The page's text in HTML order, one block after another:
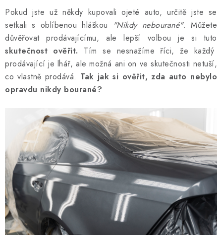
VYBAVENÍ DÍLNY
NÁŘADÍ
ČIŠTĚNÍ A MYTÍ
AUTODOPLŇKY
KRYCÍ PLACHTY - CELTY
BALENÍ A EXPEDICE
Jak nakupovat Obchodní podmínky
Doprava a platba
Cookies
Ochrana osobních údajú
Jak funguje Zásilkovna?
Pokud jste už někdy kupovali ojeté auto, určitě jste se
setkali s oblíbenou hláškou
"Nikdy nebourané". Můžete
důvěřovat prodávajícímu, ale lepší volbou je si tuto
skutečnost ověřit. Tím se nesnažíme říci, že každý
prodávající je lhář, ale možná ani on ve skutečnosti netuší,
co vlastně prodává. Tak jak si ověřit, zda auto nebylo
opravdu nikdy bourané?